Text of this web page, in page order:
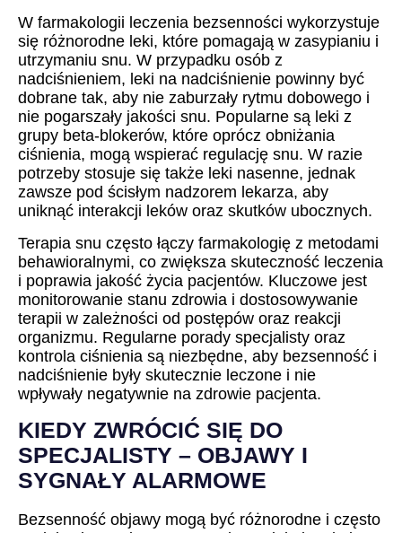
W farmakologii leczenia bezsenności wykorzystuje
się różnorodne leki, które pomagają w zasypianiu i
utrzymaniu snu. W przypadku osób z
nadciśnieniem, leki na nadciśnienie powinny być
dobrane tak, aby nie zaburzały rytmu dobowego i
nie pogarszały jakości snu. Popularne są leki z
grupy beta-blokerów, które oprócz obniżania
ciśnienia, mogą wspierać regulację snu. W razie
potrzeby stosuje się także leki nasenne, jednak
zawsze pod ścisłym nadzorem lekarza, aby
uniknąć interakcji leków oraz skutków ubocznych.
Terapia snu często łączy farmakologię z metodami
behawioralnymi, co zwiększa skuteczność leczenia
i poprawia jakość życia pacjentów. Kluczowe jest
monitorowanie stanu zdrowia i dostosowywanie
terapii w zależności od postępów oraz reakcji
organizmu. Regularne porady specjalisty oraz
kontrola ciśnienia są niezbędne, aby bezsenność i
nadciśnienie były skutecznie leczone i nie
wpływały negatywnie na zdrowie pacjenta.
KIEDY ZWRÓCIĆ SIĘ DO
SPECJALISTY – OBJAWY I
SYGNAŁY ALARMOWE
Bezsenność objawy mogą być różnorodne i często